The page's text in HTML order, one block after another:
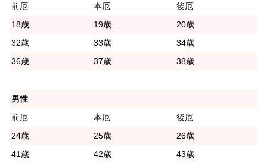
前厄
本厄
後厄
18歳
19歳
20歳
32歳
33歳
34歳
36歳
37歳 38歳
男性
前厄
本厄
後厄
24歳
25歳
26歳
41歳
42歳
43歳